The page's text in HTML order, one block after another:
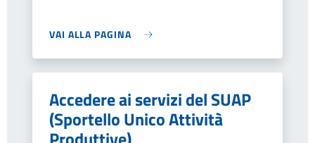
VAI ALLA PAGINA
Accedere ai servizi del SUAP
(Sportello Unico Attività